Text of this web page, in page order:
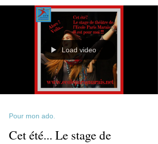
Load video
Pour mon ado.